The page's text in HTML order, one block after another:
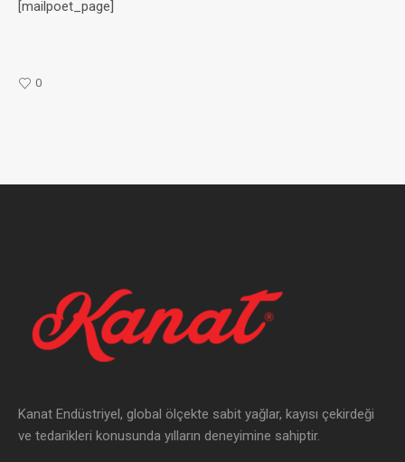
[mailpoet_page]
0
Kanat Endüstriyel, global ölçekte sabit yağlar, kayısı çekirdeği
ve tedarikleri konusunda yılların deneyimine sahiptir.